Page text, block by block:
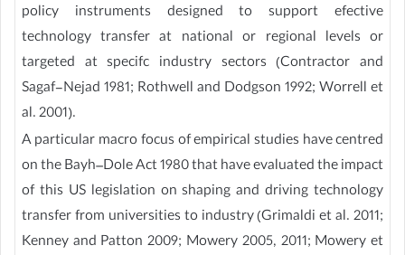
policy instruments designed to support efective
technology transfer at national or regional levels or
targeted at specifc industry sectors (Contractor and
Sagaf-Nejad 1981; Rothwell and Dodgson 1992; Worrell et
al. 2001).
A particular macro focus of empirical studies have centred
on the Bayh–Dole Act 1980 that have evaluated the impact
of this US legislation on shaping and driving technology
transfer from universities to industry (Grimaldi et al. 2011;
Kenney and Patton 2009; Mowery 2005, 2011; Mowery et